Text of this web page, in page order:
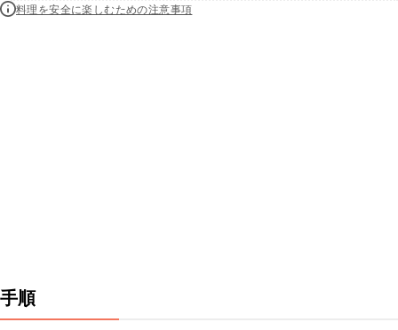
料理を安全に楽しむための注意事項
手順